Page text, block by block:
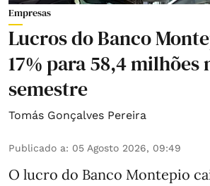
Empresas
Lucros do Banco
17% para 58,4
semestre
Tomás Gonçalves Pereira
Publicado a: 05 Agosto 2026, 09:49
O lucro do Banco Montepio